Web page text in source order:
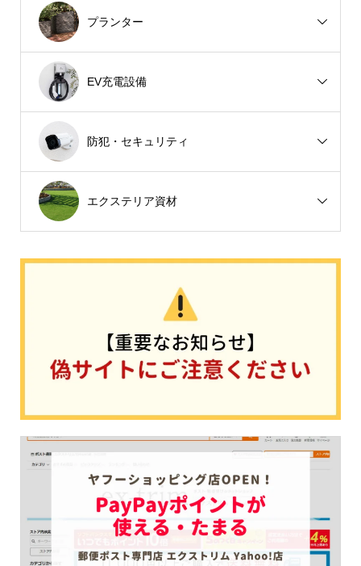
プランター
EV充電設備
防犯・セキュリティ
エクステリア資材